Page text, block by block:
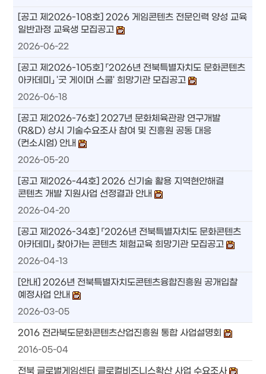
[공고 제2026-108호] 2026 게임콘텐츠 전문인력 양성 교육
일반과정 교육생 모집공고
2026-06-22
[공고 제2026-105호] 「2026년 전북특별자치도 문화콘텐츠
아카데미」 '굿 게이머 스쿨' 희망기관 모집공고
2026-06-18
[공고 제2026-76호] 2027년 문화체육관광 연구개발
(R&D) 상시 기술수요조사 참여 및 진흥원 공동 대응
(컨소시엄) 안내
2026-05-20
[공고 제2026-44호] 2026 신기술 활용 지역현안해결
콘텐츠 개발 지원사업 선정결과 안내
2026-04-20
[공고 제2026-34호] 「2026년 전북특별자치도 문화콘텐츠
아카데미」 찾아가는 콘텐츠 체험교육 희망기관 모집공고
2026-04-13
[안내] 2026년 전북특별자치도콘텐츠융합진흥원 공개입찰
예정사업 안내
2026-03-05
2016 전라북도문화콘텐츠산업진흥원 통합 사업설명회
2016-05-04
전북 글로벌게임센터 클로컬비즈니스확산 사업 수요조사